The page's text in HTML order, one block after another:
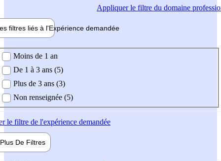
Appliquerle filtre du domaine
filtres liés à l'Expérience demandée
demandée
Moins de 1 an
De 1 à 3 ans (5)
Plus de 3 ans (3)
Non renseignée (5)
le filtre de l'expérience demandée
Plus De Filtres